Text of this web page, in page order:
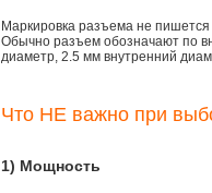
Маркировка разъема не пишется
Обычно разъем обозначают по
диаметр, 2.5 мм внутренний
Что НЕ важно при
1) Мощность